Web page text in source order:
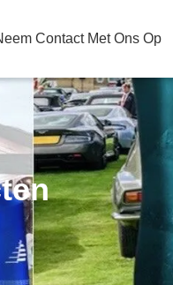
Contact Met Ons Op